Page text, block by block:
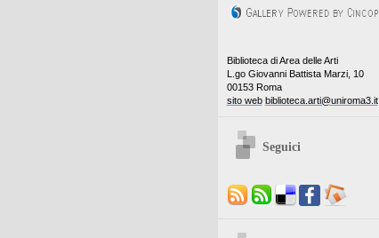
Biblioteca di Area delle Arti
L.go Giovanni Battista Marzi, 10
00153 Roma
sito web biblioteca.arti@uniroma3.it
Seguici